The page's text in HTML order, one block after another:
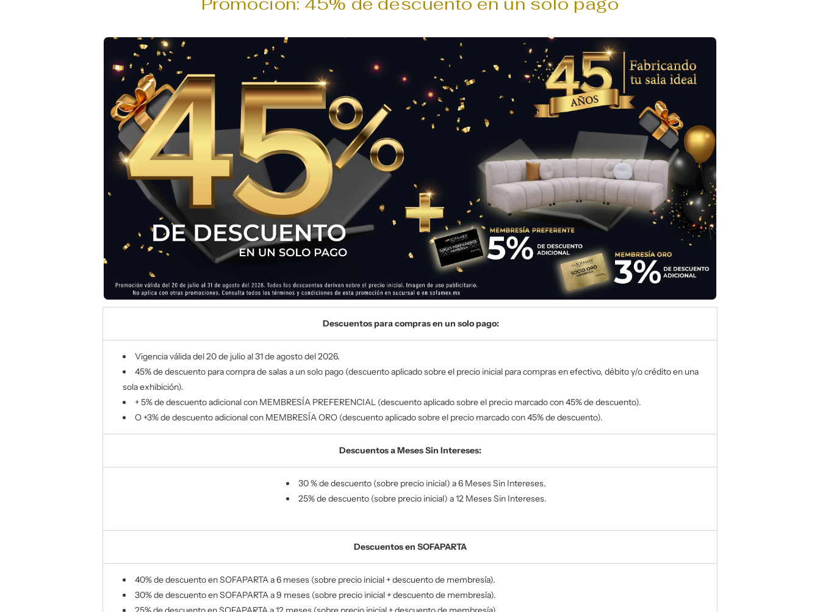
Descuentos para compras en un solo pago:
Vigencia válida del20 de julio al 31 de agosto del 2026.
45% de descuento para compra de salasa un solo pago (descuento aplicado sobre el precio inicial para compras en efectivo, débito y/o crédito en una
sola exhibición).
+5% de descuento adicionalcon MEMBRESÍA PREFERENCIAL (descuento aplicado sobre el precio marcado con 45% de descuento).
O +3% de descuento adicionalcon MEMBRESÍA ORO (descuento aplicado sobre el precio marcado con 45% de descuento).
Descuentos a Meses Sin Intereses:
30 % de descuento (sobre precio inicial) a 6 Meses Sin Intereses.
25% de descuento(sobre precio inicial) a 12 Meses Sin Intereses.
Descuentos en SOFAPARTA
40% de descuentoen SOFAPARTA a6 meses (sobre precio inicial + descuento de membresía).
30%de descuentoen SOFAPARTA a9 meses (sobre precio inicial + descuento de membresía).